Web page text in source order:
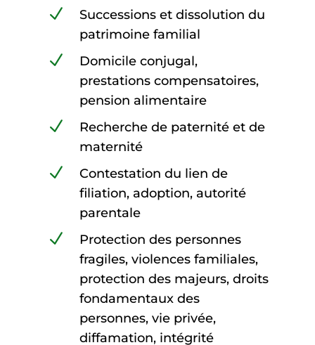
N
Successions et dissolution du
patrimoine familial
N
Domicile conjugal,
prestations compensatoires,
pension alimentaire
N
Recherche de paternité et de
maternité
N
Contestation du lien de
filiation, adoption, autorité
parentale
N
Protection des personnes
fragiles, violences familiales,
protection des majeurs, droits
fondamentaux des
personnes, vie privée,
diffamation, intégrité